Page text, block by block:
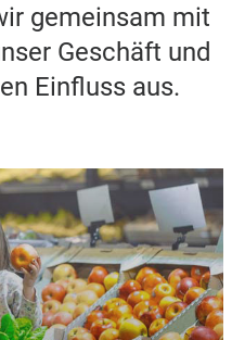
gemeinsam mit
Geschäft und
Einfluss aus.